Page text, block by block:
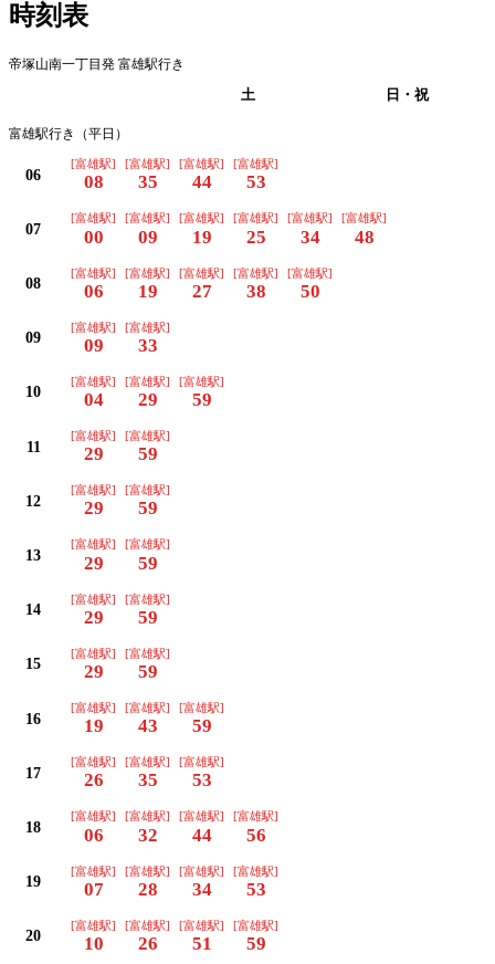
時刻表
帝塚山南一丁目発 富雄駅行き
土 日・祝
富雄駅行き（平日）
06
[富雄駅]
08
[富雄駅]
35
[富雄駅]
44
[富雄駅]
53
07
[富雄駅]
00
[富雄駅]
09
[富雄駅]
19
[富雄駅]
25
[富雄駅]
34
[富雄駅]
48
08
[富雄駅]
06
[富雄駅]
19
[富雄駅]
27
[富雄駅]
38
[富雄駅]
50
09
[富雄駅]
09
[富雄駅]
33
10
[富雄駅]
04
[富雄駅]
29
[富雄駅]
59
11
[富雄駅]
29
[富雄駅]
59
12
[富雄駅]
29
[富雄駅]
59
13
[富雄駅]
29
[富雄駅]
59
14
[富雄駅]
29
[富雄駅]
59
15
[富雄駅]
29
[富雄駅]
59
16
[富雄駅]
19
[富雄駅]
43
[富雄駅]
59
17
[富雄駅]
26
[富雄駅]
35
[富雄駅]
53
18
[富雄駅]
06
[富雄駅]
32
[富雄駅]
44
[富雄駅]
56
19
[富雄駅]
07
[富雄駅]
28
[富雄駅]
34
[富雄駅]
53
20
[富雄駅]
10
[富雄駅]
26
[富雄駅]
51
[富雄駅]
59